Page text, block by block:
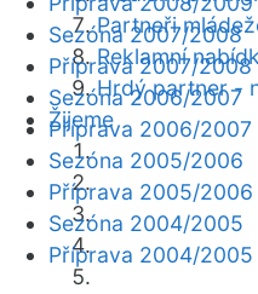
Partneři
Reklamní
Hrdý partner -
Žijeme
Sezóna 2007/2008
Příprava 2007/2008
Sezóna 2006/2007
Příprava 2006/2007
Sezóna 2005/2006
Příprava 2005/2006
Sezóna 2004/2005
Příprava 2004/2005